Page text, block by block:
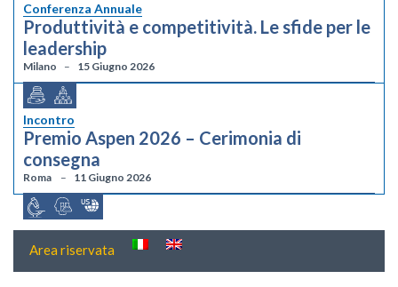
Conferenza Annuale
Produttività e competitività. Le sfide per le
leadership
Milano 15 Giugno 2026
Incontro
Premio Aspen 2026 – Cerimonia di
consegna
Roma 11 Giugno 2026
Area riservata